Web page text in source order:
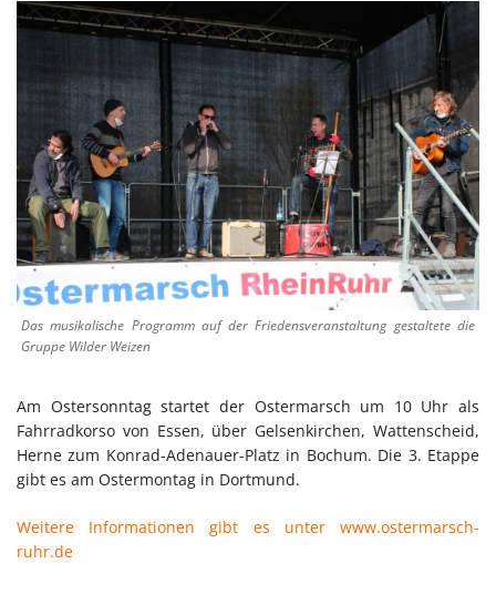
Das musikalische Programm auf der Friedensveranstaltung gestaltete die
Gruppe Wilder Weizen
Am Ostersonntag startet der Ostermarsch um 10 Uhr als
Fahrradkorso von Essen, über Gelsenkirchen, Wattenscheid,
Herne zum Konrad-Adenauer-Platz in Bochum. Die 3. Etappe
gibt es am Ostermontag in Dortmund.
Weitere Informationen gibt es unter www.ostermarsch-
ruhr.de